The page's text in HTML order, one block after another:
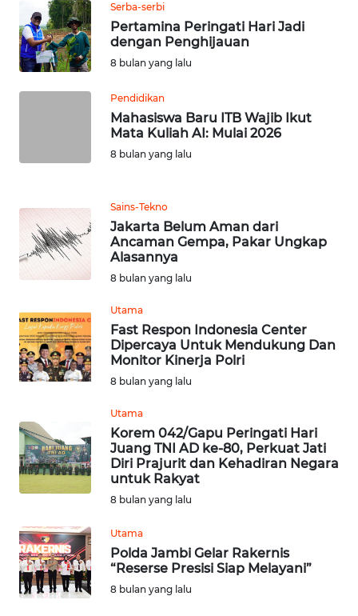
Serba-serbi
Pertamina Peringati Hari Jadi
dengan Penghijauan
8 bulan yang lalu
Pendidikan
Mahasiswa Baru ITB Wajib Ikut
Mata Kuliah AI: Mulai 2026
8 bulan yang lalu
Sains-Tekno
Jakarta Belum Aman dari
Ancaman Gempa, Pakar Ungkap
Alasannya
8 bulan yang lalu
Utama
Fast Respon Indonesia Center
Dipercaya Untuk Mendukung Dan
Monitor Kinerja Polri
8 bulan yang lalu
Utama
Korem 042/Gapu Peringati Hari
Juang TNI AD ke-80, Perkuat Jati
Diri Prajurit dan Kehadiran Negara
untuk Rakyat
8 bulan yang lalu
Utama
Polda Jambi Gelar Rakernis
“Reserse Presisi Siap Melayani”
8 bulan yang lalu
WN
SUMBAR
WN
SUMSEL
LAMPUNG
WN
JATENG
WN
NUSANTARA
WN
WN
JATIM
WN
WN
KALBAR